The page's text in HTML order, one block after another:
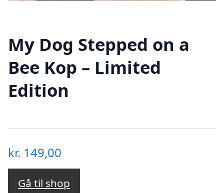
My Dog Stepped on a
Bee Kop – Limited
Edition
kr. 149,00
Gå til shop